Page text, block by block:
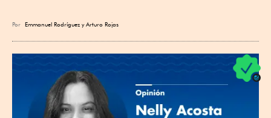
Por Emmanuel Rodríguez yArturo Rojas